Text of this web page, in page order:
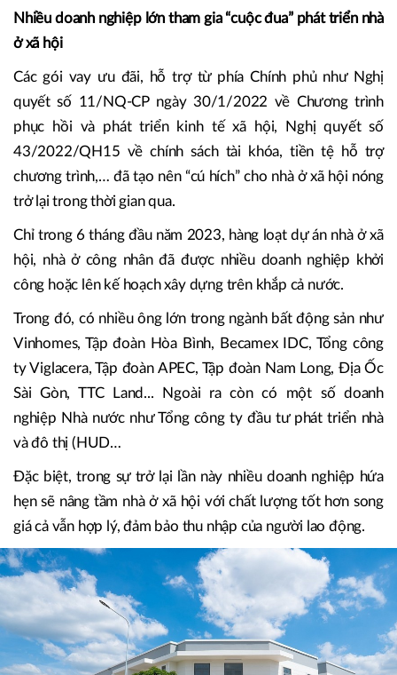
Nhiều doanh nghiệp lớn tham gia “cuộc đua” phát triển nhà
ở xã hội
Các gói vay ưu đãi, hỗ trợ từ phía Chính phủ như Nghị
quyết số 11/NQ-CP ngày 30/1/2022 về Chương trình
phục hồi và phát triển kinh tế xã hội, Nghị quyết số
43/2022/QH15 về chính sách tài khóa, tiền tệ hỗ trợ
chương trình,… đã tạo nên “cú hích” cho nhà ở xã hội nóng
trở lại trong thời gian qua.
Chỉ trong 6 tháng đầu năm 2023, hàng loạt dự án nhà ở xã
hội, nhà ở công nhân đã được nhiều doanh nghiệp khởi
công hoặc lên kế hoạch xây dựng trên khắp cả nước.
Trong đó, có nhiều ông lớn trong ngành bất động sản như
Vinhomes, Tập đoàn Hòa Bình, Becamex IDC, Tổng công
ty Viglacera, Tập đoàn APEC, Tập đoàn Nam Long, Địa Ốc
Sài Gòn, TTC Land... Ngoài ra còn có một số doanh
nghiệp Nhà nước như Tổng công ty đầu tư phát triển nhà
và đô thị (HUD…
Đặc biệt, trong sự trở lại lần này nhiều doanh nghiệp hứa
hẹn sẽ nâng tầm nhà ở xã hội với chất lượng tốt hơn song
giá cả vẫn hợp lý, đảm bảo thu nhập của người lao động.